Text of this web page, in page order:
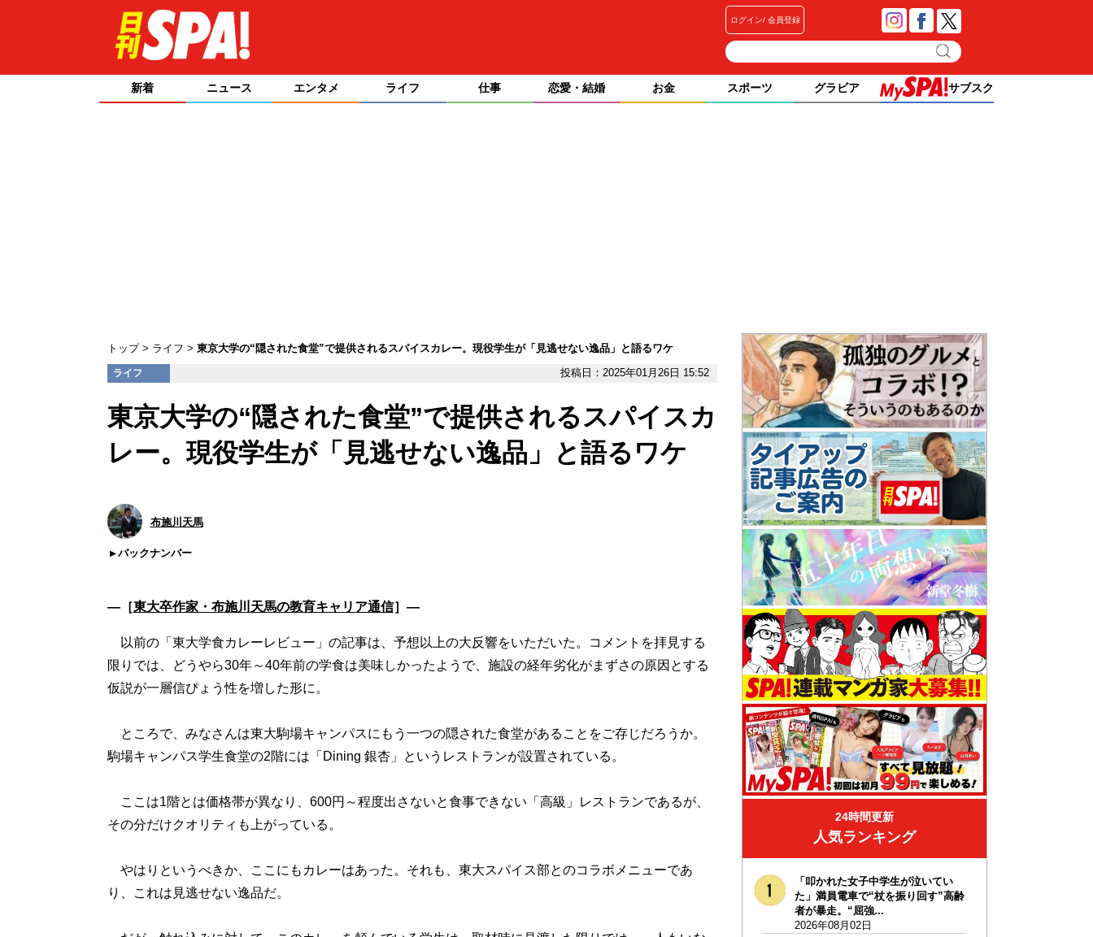
ログイン 会員登録
新着 ニュース エンタメ ライフ 仕事 恋愛・結婚 お金 スポーツ グラビア サブスク
トップ ライフ 東京大学の“隠された食堂”で提供されるスパイスカレー。現役学生が「見逃せない逸品」と語るワケ
ライフ 投稿日：2025年01月26日 15:52
東京大学の“隠された食堂”で提供されるスパイスカ
レー。現役学生が「見逃せない逸品」と語るワケ
布施川天馬
バックナンバー
―［東大卒作家・布施川天馬の教育キャリア通信］―
以前の「東大学食カレーレビュー」の記事は、予想以上の大反響をいただいた。コメントを拝見する
限りでは、どうやら30年～40年前の学食は美味しかったようで、施設の経年劣化がまずさの原因とする
仮説が一層信ぴょう性を増した形に。
ところで、みなさんは東大駒場キャンパスにもう一つの隠された食堂があることをご存じだろうか。
駒場キャンパス学生食堂の2階には「Dining 銀杏」というレストランが設置されている。
ここは1階とは価格帯が異なり、600円～程度出さないと食事できない「高級」レストランであるが、
その分だけクオリティも上がっている。
やはりというべきか、ここにもカレーはあった。それも、東大スパイス部とのコラボメニューであ
り、これは見逃せない逸品だ。
24時間更新
人気ランキング
「叩かれた女子中学生が泣いてい
た」満員電車で“杖を振り回す”高齢
者が暴走。“屈強...
2026年08月02日